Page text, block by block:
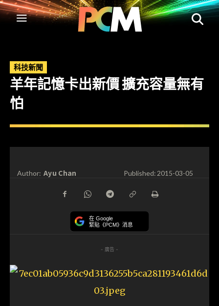
科技新聞
羊年記憶卡出新價 擴充容量無有
怕
Author: Ayu Chan Published:2015-03-05
在 Google
緊貼《PCM》消息
- 廣告 -